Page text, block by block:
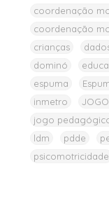
coordenação
coordenação
crianças
dominó
espuma
inmetro
jogo
ldm
pdde
psicomotricidade